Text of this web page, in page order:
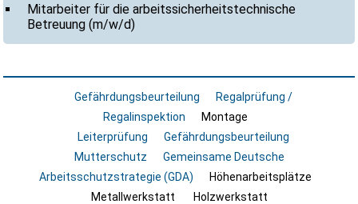
Mitarbeiter für die arbeitssicherheitstechnische
Betreuung (m/w/d)
Gefährdungsbeurteilung
Regalprüfung /
Regalinspektion
Montage
Leiterprüfung
Gefährdungsbeurteilung
Mutterschutz
Gemeinsame Deutsche
Arbeitsschutzstrategie (GDA)
Höhenarbeitsplätze
Metallwerkstatt
Holzwerkstatt